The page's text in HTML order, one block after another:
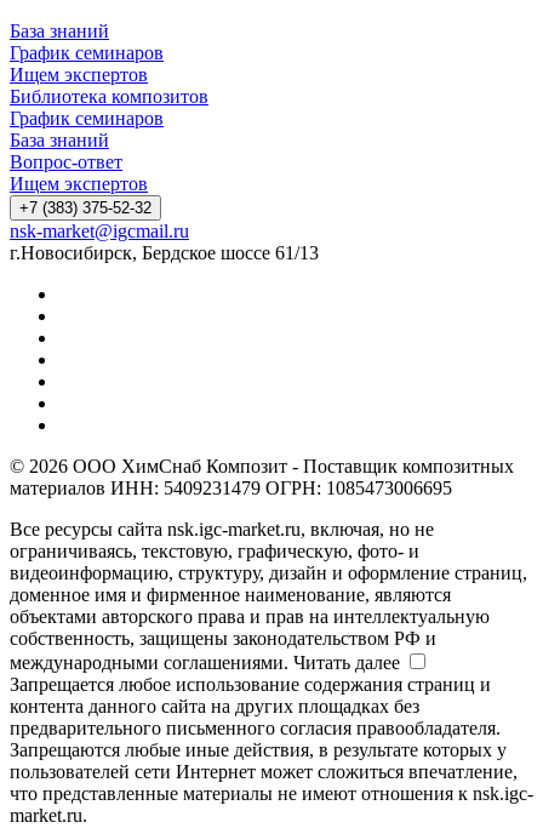
База знаний
График семинаров
Ищем экспертов
Библиотека композитов
График семинаров
База знаний
Вопрос-ответ
Ищем экспертов
+7 (383) 375-52-32
nsk-market@igcmail.ru
г.Новосибирск, Бердское шоссе 61/13
© 2026 ООО ХимСнаб Композит - Поставщик композитных
материалов ИНН: 5409231479 ОГРН: 1085473006695
Все ресурсы сайта nsk.igc-market.ru, включая, но не
ограничиваясь, текстовую, графическую, фото- и
видеоинформацию, структуру, дизайн и оформление страниц,
доменное имя и фирменное наименование, являются
объектами авторского права и прав на интеллектуальную
собственность, защищены законодательством РФ и
международными соглашениями. Читать далее
Запрещается любое использование содержания страниц и
контента данного сайта на других площадках без
предварительного письменного согласия правообладателя.
Запрещаются любые иные действия, в результате которых у
пользователей сети Интернет может сложиться впечатление,
что представленные материалы не имеют отношения к nsk.igc-
market.ru.